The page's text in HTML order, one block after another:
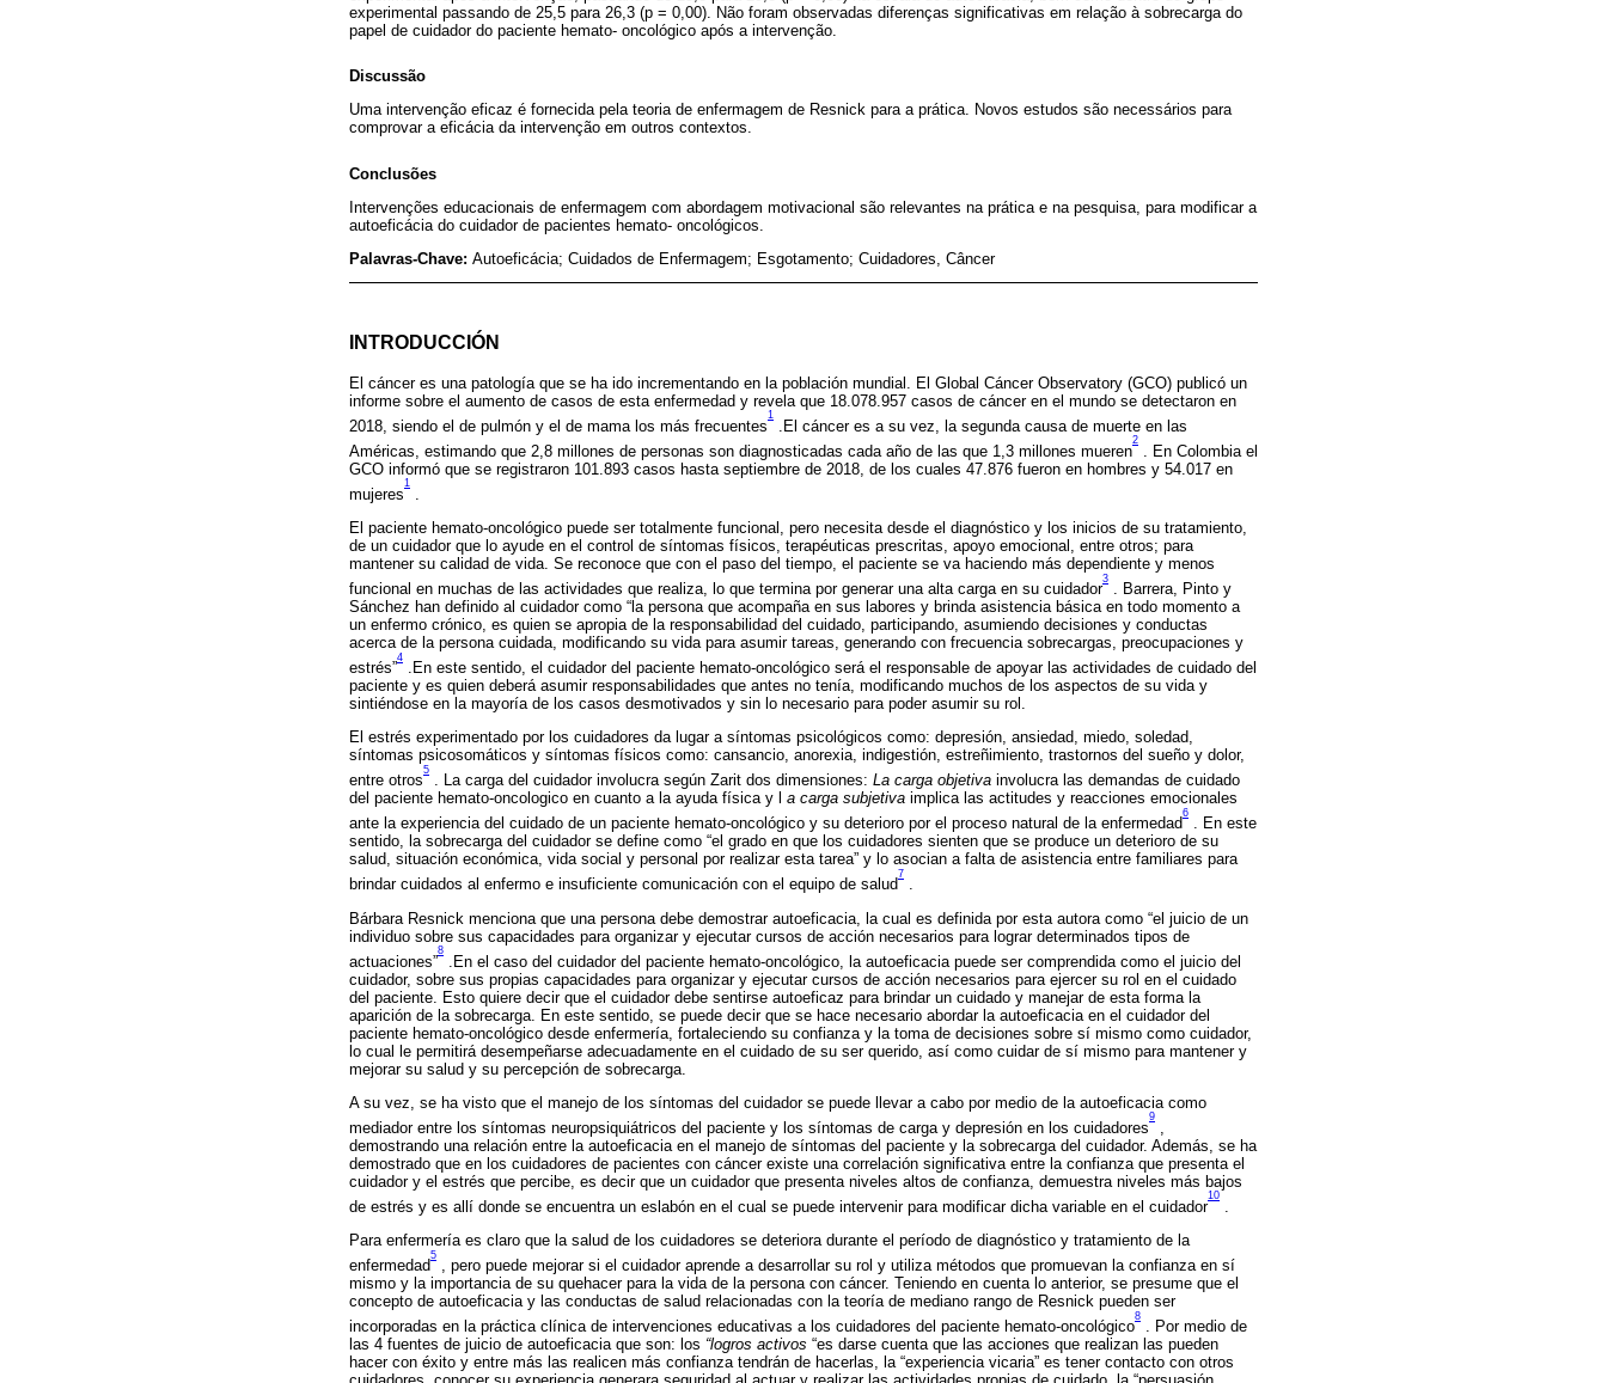
experimental passando de 25,5 para 26,3 (p = 0,00). Não foram observadas diferenças significativas em relação à sobrecarga do
papel de cuidador do paciente hemato- oncológico após a intervenção.
Discussão
Uma intervenção eficaz é fornecida pela teoria de enfermagem de Resnick para a prática. Novos estudos são necessários para
comprovar a eficácia da intervenção em outros contextos.
Conclusões
Intervenções educacionais de enfermagem com abordagem motivacional são relevantes na prática e na pesquisa, para modificar a
autoeficácia do cuidador de pacientes hemato- oncológicos.
Palavras-Chave: Autoeficácia; Cuidados de Enfermagem; Esgotamento; Cuidadores, Câncer
INTRODUCCIÓN
El cáncer es una patología que se ha ido incrementando en la población mundial. El Global Cáncer Observatory (GCO) publicó un
informe sobre el aumento de casos de esta enfermedad y revela que 18.078.957 casos de cáncer en el mundo se detectaron en
2018, siendo el de pulmón y el de mama los más frecuentes
1
.El cáncer es a su vez, la segunda causa de muerte en las
Américas, estimando que 2,8 millones de personas son diagnosticadas cada año de las que 1,3 millones mueren
2
. En Colombia el
GCO informó que se registraron 101.893 casos hasta septiembre de 2018, de los cuales 47.876 fueron en hombres y 54.017 en
mujeres
1
El paciente hemato-oncológico puede ser totalmente funcional, pero necesita desde el diagnóstico y los inicios de su tratamiento,
de un cuidador que lo ayude en el control de síntomas físicos, terapéuticas prescritas, apoyo emocional, entre otros; para
mantener su calidad de vida. Se reconoce que con el paso del tiempo, el paciente se va haciendo más dependiente y menos
funcional en muchas de las actividades que realiza, lo que termina por generar una alta carga en su cuidador
3
. Barrera, Pinto y
Sánchez han definido al cuidador como “la persona que acompaña en sus labores y brinda asistencia básica en todo momento a
un enfermo crónico, es quien se apropia de la responsabilidad del cuidado, participando, asumiendo decisiones y conductas
acerca de la persona cuidada, modificando su vida para asumir tareas, generando con frecuencia sobrecargas, preocupaciones y
estrés”
4
.En este sentido, el cuidador del paciente hemato-oncológico será el responsable de apoyar las actividades de cuidado del
paciente y es quien deberá asumir responsabilidades que antes no tenía, modificando muchos de los aspectos de su vida y
sintiéndose en la mayoría de los casos desmotivados y sin lo necesario para poder asumir su rol.
El estrés experimentado por los cuidadores da lugar a síntomas psicológicos como: depresión, ansiedad, miedo, soledad,
síntomas psicosomáticos y síntomas físicos como: cansancio, anorexia, indigestión, estreñimiento, trastornos del sueño y dolor,
entre otros
5
. La carga del cuidador involucra según Zarit dos dimensiones: La carga objetiva involucra las demandas de cuidado
del paciente hemato-oncologico en cuanto a la ayuda física y l a carga subjetiva implica las actitudes y reacciones emocionales
ante la experiencia del cuidado de un paciente hemato-oncológico y su deterioro por el proceso natural de la enfermedad
6
. En este
sentido, la sobrecarga del cuidador se define como “el grado en que los cuidadores sienten que se produce un deterioro de su
salud, situación económica, vida social y personal por realizar esta tarea” y lo asocian a falta de asistencia entre familiares para
brindar cuidados al enfermo e insuficiente comunicación con el equipo de salud
7
.
Bárbara Resnick menciona que una persona debe demostrar autoeficacia, la cual es definida por esta autora como “el juicio de un
individuo sobre sus capacidades para organizar y ejecutar cursos de acción necesarios para lograr determinados tipos de
actuaciones”
8
.En el caso del cuidador del paciente hemato-oncológico, la autoeficacia puede ser comprendida como el juicio del
cuidador, sobre sus propias capacidades para organizar y ejecutar cursos de acción necesarios para ejercer su rol en el cuidado
del paciente. Esto quiere decir que el cuidador debe sentirse autoeficaz para brindar un cuidado y manejar de esta forma la
aparición de la sobrecarga. En este sentido, se puede decir que se hace necesario abordar la autoeficacia en el cuidador del
paciente hemato-oncológico desde enfermería, fortaleciendo su confianza y la toma de decisiones sobre sí mismo como cuidador,
lo cual le permitirá desempeñarse adecuadamente en el cuidado de su ser querido, así como cuidar de sí mismo para mantener y
mejorar su salud y su percepción de sobrecarga.
A su vez, se ha visto que el manejo de los síntomas del cuidador se puede llevar a cabo por medio de la autoeficacia como
mediador entre los síntomas neuropsiquiátricos del paciente y los síntomas de carga y depresión en los cuidadores
9
demostrando una relación entre la autoeficacia en el manejo de síntomas del paciente y la sobrecarga del cuidador. Además, se ha
demostrado que en los cuidadores de pacientes con cáncer existe una correlación significativa entre la confianza que presenta el
cuidador y el estrés que percibe, es decir que un cuidador que presenta niveles altos de confianza, demuestra niveles más bajos
de estrés y es allí donde se encuentra un eslabón en el cual se puede intervenir para modificar dicha variable en el cuidador
10
Para enfermería es claro que la salud de los cuidadores se deteriora durante el período de diagnóstico y tratamiento de la
enfermedad
5
, pero puede mejorar si el cuidador aprende a desarrollar su rol y utiliza métodos que promuevan la confianza en sí
mismo y la importancia de su quehacer para la vida de la persona con cáncer. Teniendo en cuenta lo anterior, se presume que el
concepto de autoeficacia y las conductas de salud relacionadas con la teoría de mediano rango de Resnick pueden ser
incorporadas en la práctica clínica de intervenciones educativas a los cuidadores del paciente hemato-oncológico
8
. Por medio de
las 4 fuentes de juicio de autoeficacia que son: los “logros activos “es darse cuenta que las acciones que realizan las pueden
hacer con éxito y entre más las realicen más confianza tendrán de hacerlas, la “experiencia vicaria” es tener contacto con otros